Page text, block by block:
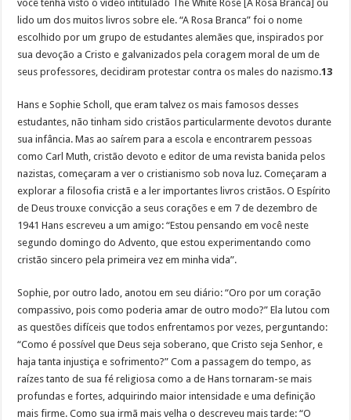
você tenha visto o vídeo intitulado The White Rose [A Rosa Branca] ou
lido um dos muitos livros sobre ele. “A Rosa Branca” foi o nome
escolhido por um grupo de estudantes alemães que, inspirados por
sua devoção a Cristo e galvanizados pela coragem moral de um de
seus professores, decidiram protestar contra os males do nazismo.13
Hans e Sophie Scholl, que eram talvez os mais famosos desses
estudantes, não tinham sido cristãos particularmente devotos durante
sua infância. Mas ao saírem para a escola e encontrarem pessoas
como Carl Muth, cristão devoto e editor de uma revista banida pelos
nazistas, começaram a ver o cristianismo sob nova luz. Começaram a
explorar a filosofia cristã e a ler importantes livros cristãos. O Espírito
de Deus trouxe convicção a seus corações e em 7 de dezembro de
1941 Hans escreveu a um amigo: “Estou pensando em você neste
segundo domingo do Advento, que estou experimentando como
cristão sincero pela primeira vez em minha vida”.
Sophie, por outro lado, anotou em seu diário: “Oro por um coração
compassivo, pois como poderia amar de outro modo?” Ela lutou com
as questões difíceis que todos enfrentamos por vezes, perguntando:
“Como é possível que Deus seja soberano, que Cristo seja Senhor, e
haja tanta injustiça e sofrimento?” Com a passagem do tempo, as
raízes tanto de sua fé religiosa como a de Hans tornaram-se mais
profundas e fortes, adquirindo maior intensidade e uma definição
mais firme. Como sua irmã mais velha o descreveu mais tarde: “O